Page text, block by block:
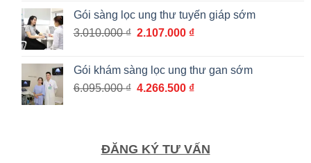
1.862.000 ₫
8.295.000 ₫.là:
5.806.500 ₫.
Gói sàng lọc ung thư tuyến giáp sớm
3.010.000₫ Giá
3.010.000 ₫.
2.107.000 ₫Giá
là:
2.107.000 ₫.
Gói khám sàng lọc ung thư gan sớm
6.095.000₫ Giá
4.266.500 ₫Giá
4.266.500 ₫.
ĐĂNG KÝ TƯ VẤN